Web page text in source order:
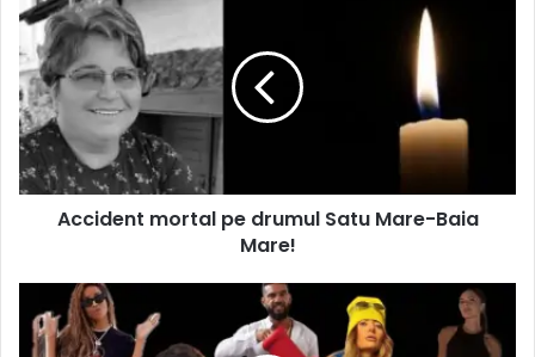
Accident mortal pe drumul Satu Mare-Baia
Mare!